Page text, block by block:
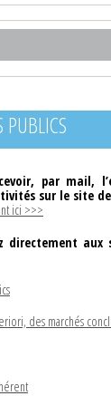
PUBLICS
par mail,
sur le site de
ici >>>
directement aux
des marchés